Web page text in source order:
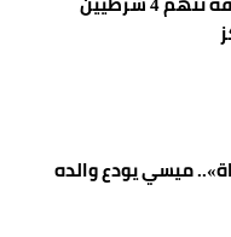
ميسي يودع والده